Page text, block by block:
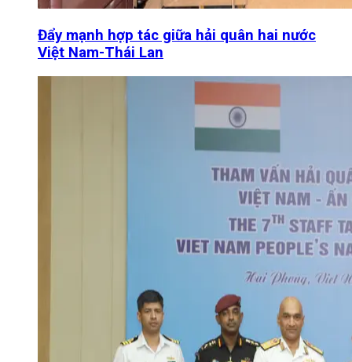
Đẩy mạnh hợp tác giữa hải quân hai nước
Việt Nam-Thái Lan